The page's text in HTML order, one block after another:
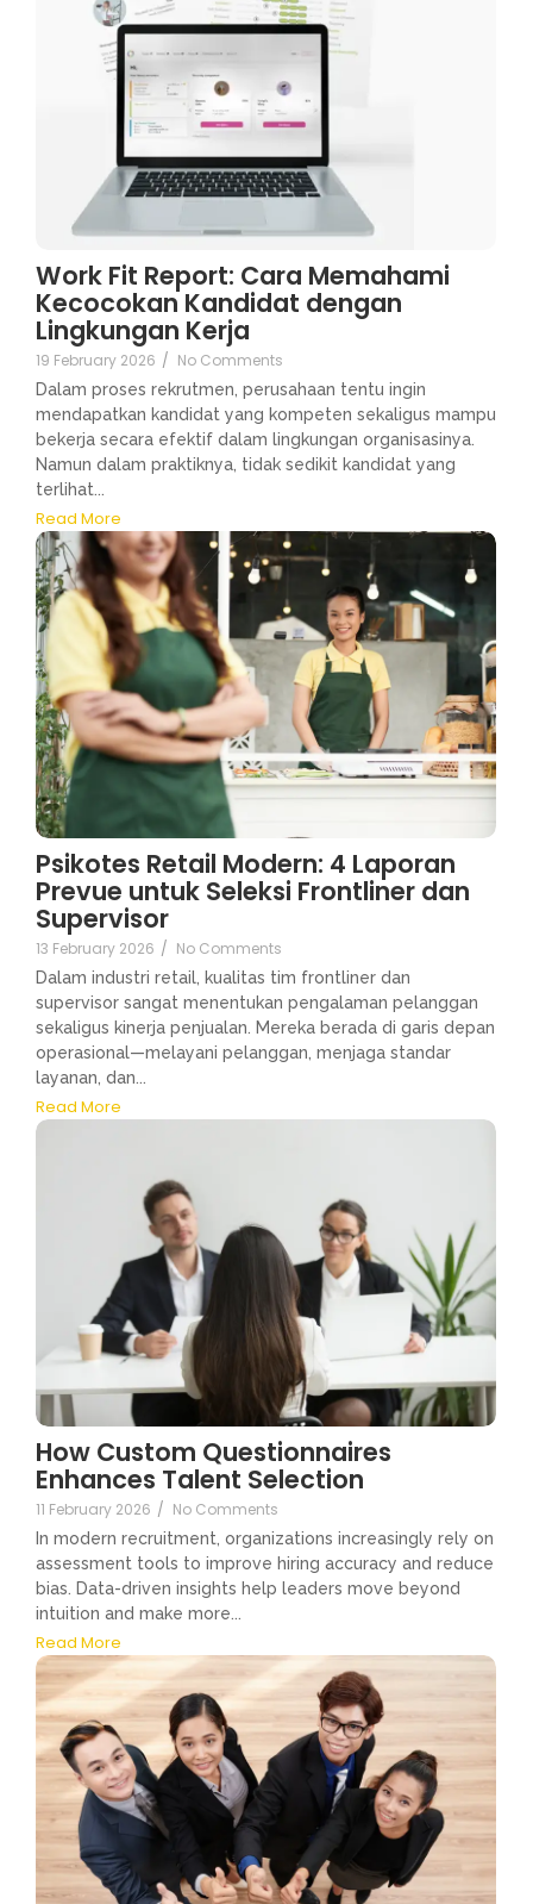
Work Fit Report: Cara Memahami
Kecocokan Kandidat dengan
Lingkungan Kerja
19 February 2026 / No Comments
Dalam proses rekrutmen, perusahaan tentu ingin
mendapatkan kandidat yang kompeten sekaligus mampu
bekerja secara efektif dalam lingkungan organisasinya.
Namun dalam praktiknya, tidak sedikit kandidat yang
terlihat...
Read More
Psikotes Retail Modern: 4 Laporan
Prevue untuk Seleksi Frontliner dan
Supervisor
13 February 2026 / No Comments
Dalam industri retail, kualitas tim frontliner dan
supervisor sangat menentukan pengalaman pelanggan
sekaligus kinerja penjualan. Mereka berada di garis depan
operasional—melayani pelanggan, menjaga standar
layanan, dan...
Read More
How Custom Questionnaires
Enhances Talent Selection
11 February 2026 / No Comments
In modern recruitment, organizations increasingly rely on
assessment tools to improve hiring accuracy and reduce
bias. Data-driven insights help leaders move beyond
intuition and make more...
Read More